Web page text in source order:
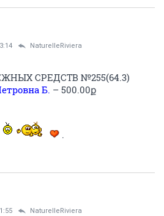
NaturelleRiviera
СРЕДСТВ №255(64.3)
Б. – 500.00ք
.
NaturelleRiviera